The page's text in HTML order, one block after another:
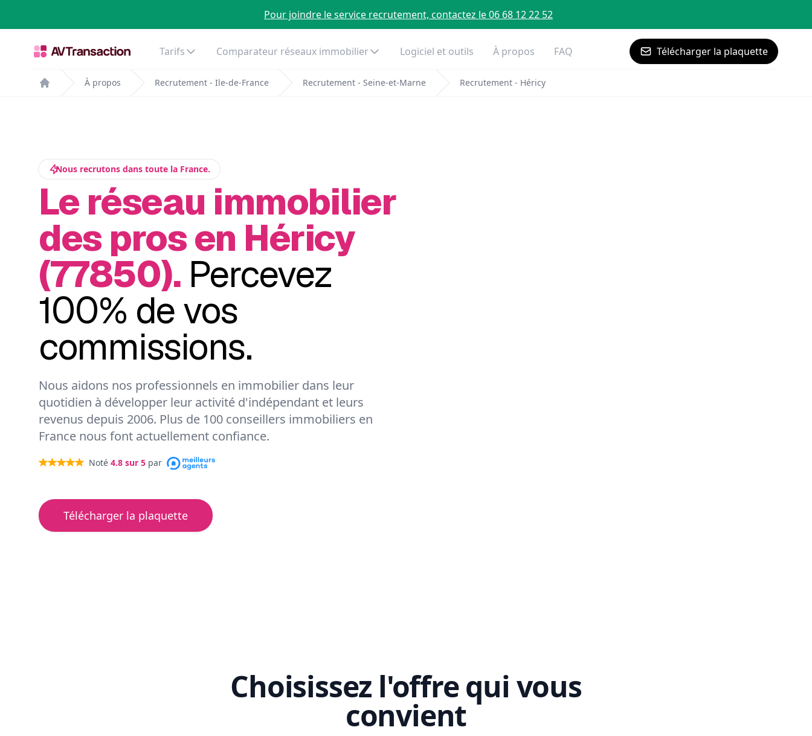
Pour joindre le service recrutement, contactez le 06 68 12 22 52
Tarifs Comparateur réseaux immobilier Logiciel et outils À propos FAQ Télécharger la plaquette
Home
À propos Recrutement - Ile-de-France Recrutement - Seine-et-Marne Recrutement - Héricy
Nous recrutons dans toute la France.
Le réseau immobilier
des pros en Héricy
(77850). Percevez
100% de vos
commissions.
Nous aidons nos professionnels en immobilier dans leur
quotidien à développer leur activité d'indépendant et leurs
revenus depuis 2006. Plus de 100 conseillers immobiliers en
France nous font actuellement confiance.
Noté 4.8 sur 5 par
Télécharger la plaquette
Choisissez l'offre qui vous
convient